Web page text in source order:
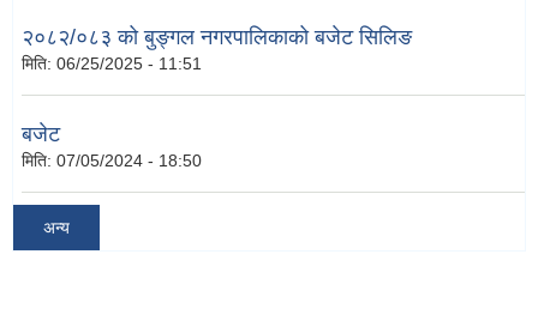
२०८२/०८३ को बुङ्गल नगरपालिकाको बजेट सिलिङ
मिति: 06/25/2025 - 11:51
बजेट
मिति: 07/05/2024 - 18:50
अन्य